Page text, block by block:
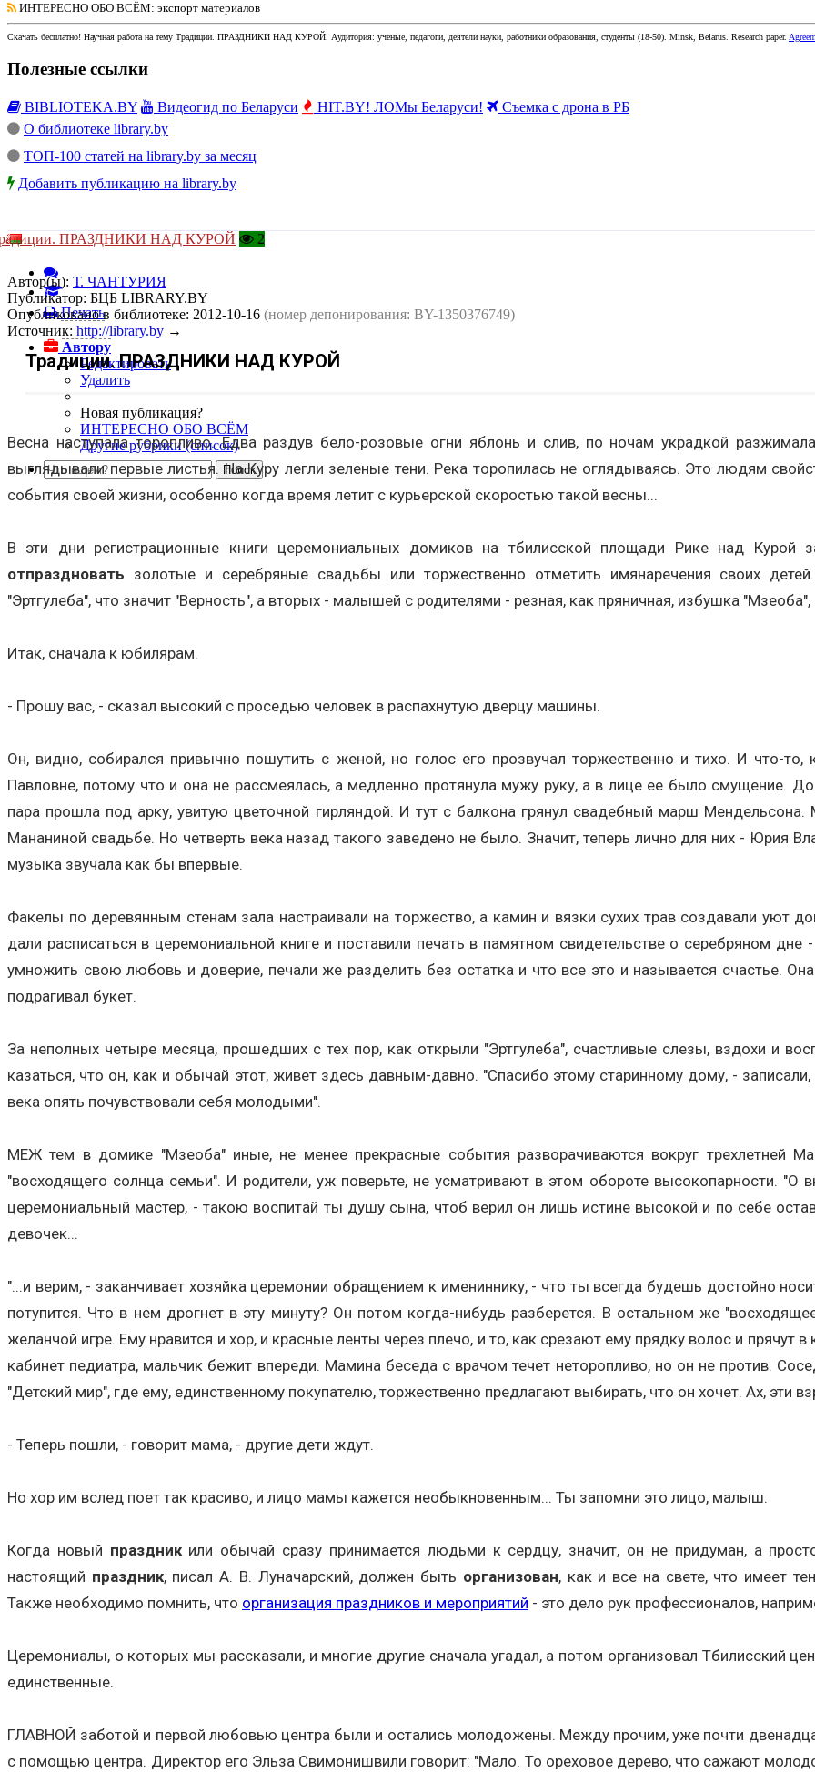
ИНТЕРЕСНО ОБО ВСЁМ: экспорт материалов
Скачать бесплатно! Научная работана тему Традиции. ПРАЗДНИКИ НАД КУРОЙ. Аудитория: ученые, педагоги, деятели науки, работники образования, студенты (18-50). Minsk, Belarus. Research paper.
Полезные ссылки
BIBLIOTEKA.BY Видеогид по Беларуси HIT.BY! ЛОМы Беларуси!
Съемка с дрона в РБ
О библиотеке library.by
ТОП-100 статей на library.by за месяц
Добавить публикацию на library.by
ПРАЗДНИКИ НАД КУРОЙ 2
Печать
Автору
Редактировать
Удалить
Новая публикация?
ИНТЕРЕСНО ОБО ВСЁМ
Другие рубрики (список)
Автор(ы): Т. ЧАНТУРИЯ
Публикатор: БЦБ LIBRARY.BY
Опубликовано в библиотеке: 2012-10-16 (номер депонирования: BY-1350376749)
Источник: http://library.by →
Традиции. ПРАЗДНИКИ НАД КУРОЙ
Весна наступала торопливо. Едва раздув бело-розовые огни яблонь и слив, по ночам украдкой
выглядывали первые листья. На Куру легли зеленые тени. Река торопилась не оглядываясь. Это людям
события своей жизни, особенно когда время летит с курьерской скоростью такой весны...
В эти дни регистрационные книги церемониальных домиков на тбилисской площади Рике над Курой
отпраздновать золотые и серебряные свадьбы или торжественно отметить имянаречения своих
"Эртгулеба", что значит "Верность", а вторых - малышей с родителями - резная, как пряничная, избушка
Итак, сначала к юбилярам.
- Прошу вас, - сказал высокий с проседью человек в распахнутую дверцу машины.
Он, видно, собирался привычно пошутить с женой, но голос его прозвучал торжественно и тихо. И что-то,
Павловне, потому что и она не рассмеялась, а медленно протянула мужу руку, а в лице ее было смущение.
пара прошла под арку, увитую цветочной гирляндой. И тут с балкона грянул свадебный марш
Мананиной свадьбе. Но четверть века назад такого заведено не было. Значит, теперь лично для них - Юрия
музыка звучала как бы впервые.
Факелы по деревянным стенам зала настраивали на торжество, а камин и вязки сухих трав создавали уют
дали расписаться в церемониальной книге и поставили печать в памятном свидетельстве о серебряном
умножить свою любовь и доверие, печали же разделить без остатка и что все это и называется счастье.
подрагивал букет.
За неполных четыре месяца, прошедших с тех пор, как открыли "Эртгулеба", счастливые слезы, вздохи и
казаться, что он, как и обычай этот, живет здесь давным-давно. "Спасибо этому старинному дому, -
века опять почувствовали себя молодыми".
МЕЖ тем в домике "Мзеоба" иные, не менее прекрасные события разворачиваются вокруг трехлетней
"восходящего солнца семьи". И родители, уж поверьте, не усматривают в этом обороте высокопарности. "О
церемониальный мастер, - такою воспитай ты душу сына, чтоб верил он лишь истине высокой и по себе
девочек...
"...и верим, - заканчивает хозяйка церемонии обращением к имениннику, - что ты всегда будешь достойно
потупится. Что в нем дрогнет в эту минуту? Он потом когда-нибудь разберется. В остальном же
желанчой игре. Ему нравится и хор, и красные ленты через плечо, и то, как срезают ему прядку волос и прячут
кабинет педиатра, мальчик бежит впереди. Мамина беседа с врачом течет неторопливо, но он не против.
"Детский мир", где ему, единственному покупателю, торжественно предлагают выбирать, что он хочет. Ах, эти
- Теперь пошли, - говорит мама, - другие дети ждут.
Но хор им вслед поет так красиво, и лицо мамы кажется необыкновенным... Ты запомни это лицо, малыш.
Когда новый праздникили обычай сразу принимается людьми к сердцу, значит, он не придуман, а
настоящий праздник, писал А. В. Луначарский, должен быть организован, как и все на свете, что имеет
Также необходимо помнить, что организация праздников и мероприятий - это дело рук профессионалов,
Церемониалы, о которых мы рассказали, и многие другие сначала угадал, а потом организовал Тбилисский
единственные.
ГЛАВНОЙ заботой и первой любовью центра были и остались молодожены. Между прочим, уже почти
с помощью центра. Директор его Эльза Свимонишвили говорит: "Мало. То ореховое дерево, что сажают